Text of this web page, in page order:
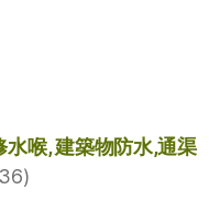
水喉, 建築物防水,通渠